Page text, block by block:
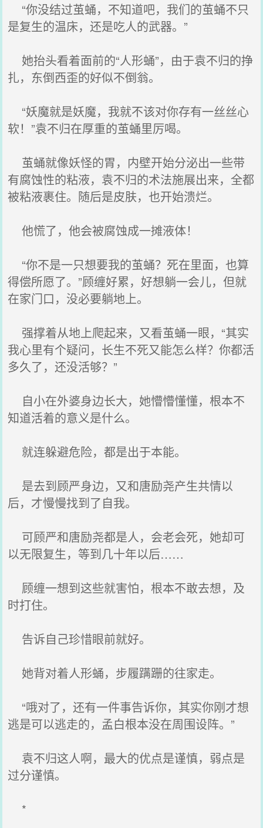
“你没结过茧蛹，不知道吧，我们的茧蛹不只
是复生的温床，还是吃人的武器。”
她抬头看着面前的“人形蛹”，由于袁不归的挣
扎，东倒西歪的好似不倒翁。
“妖魔就是妖魔，我就不该对你存有一丝丝心
软！”袁不归在厚重的茧蛹里厉喝。
茧蛹就像妖怪的胃，内壁开始分泌出一些带
有腐蚀性的粘液，袁不归的术法施展出来，全都
被粘液裹住。随后是皮肤，也开始溃烂。
他慌了，他会被腐蚀成一摊液体！
“你不是一只想要我的茧蛹？死在里面，也算
得偿所愿了。”顾缠好累，好想躺一会儿，但就
在家门口，没必要躺地上。
强撑着从地上爬起来，又看茧蛹一眼，“其实
我心里有个疑问，长生不死又能怎么样？你都活
多久了，还没活够？”
自小在外婆身边长大，她懵懵懂懂，根本不
知道活着的意义是什么。
就连躲避危险，都是出于本能。
是去到顾严身边，又和唐励尧产生共情以
后，才慢慢找到了自我。
可顾严和唐励尧都是人，会老会死，她却可
以无限复生，等到几十年以后……
顾缠一想到这些就害怕，根本不敢去想，及
时打住。
告诉自己珍惜眼前就好。
她背对着人形蛹，步履蹒跚的往家走。
“哦对了，还有一件事告诉你，其实你刚才想
逃是可以逃走的，孟白根本没在周围设阵。”
袁不归这人啊，最大的优点是谨慎，弱点是
过分谨慎。
*